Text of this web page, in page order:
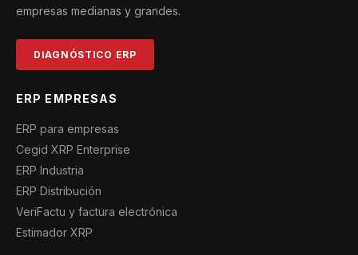
empresas medianas y grandes.
DIAGNÓSTICO ERP
ERP EMPRESAS
ERP para empresas
Cegid XRP Enterprise
ERP Industria
ERP Distribución
VeriFactu y factura electrónica
Estimador XRP